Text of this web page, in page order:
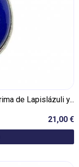
de Lapislázuli y...
21,00 €